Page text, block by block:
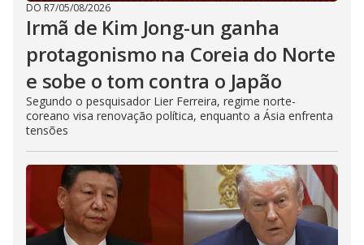
DO R7/05/08/2026
Irmã de Kim Jong-un ganha
protagonismo na Coreia do Norte
e sobe o tom contra o Japão
Segundo o pesquisador Lier Ferreira, regime norte-
coreano visa renovação política, enquanto a Ásia enfrenta
tensões